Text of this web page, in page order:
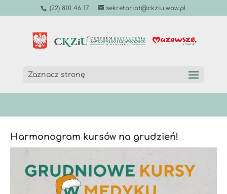
(22) 810 46 17 sekretariat@ckziu.waw.pl
Zaznacz stronę
Harmonogram kursów na grudzień!